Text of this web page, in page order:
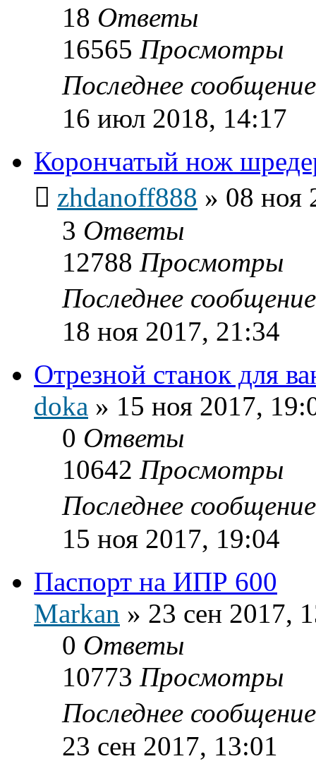
18 Ответы
16565 Просмотры
Последнее
16 июл 2018, 14:17
Корончатый нож
zhdanoff888 » 08 ноя
3 Ответы
12788 Просмотры
Последнее
18 ноя 2017, 21:34
Отрезной станок для
doka » 15 ноя 2017,
0 Ответы
10642 Просмотры
Последнее
15 ноя 2017, 19:04
Паспорт на ИПР 600
Markan » 23 сен 2017,
0 Ответы
10773 Просмотры
Последнее
23 сен 2017, 13:01